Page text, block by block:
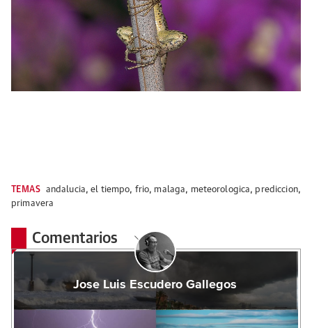
TEMAS andalucia,el tiempo, frio, malaga, meteorologica, prediccion,
primavera
Comentarios
Jose Luis Escudero Gallegos